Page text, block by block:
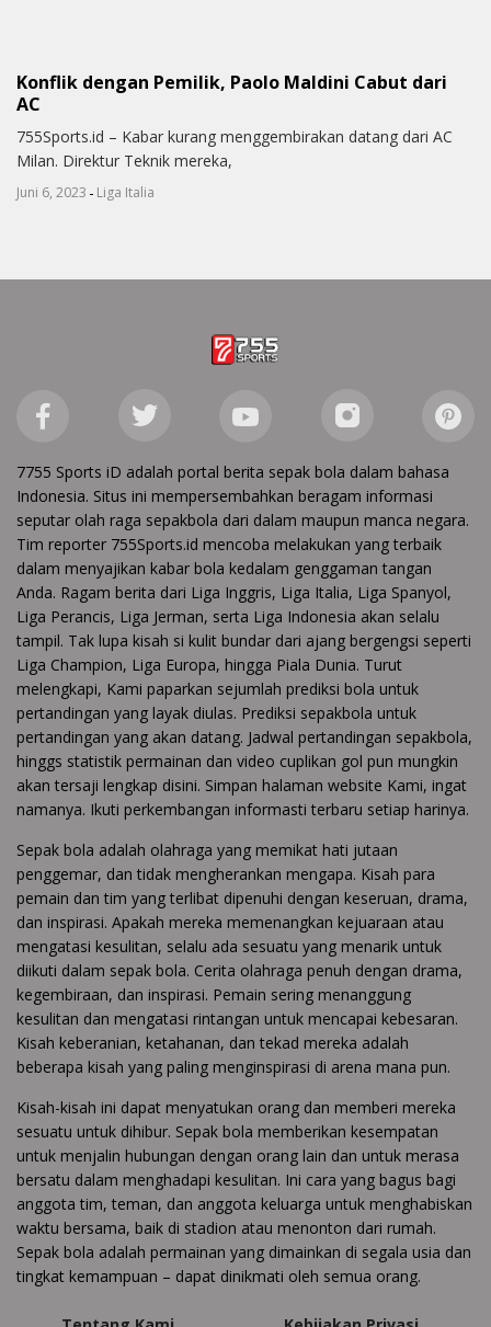
Konflik dengan Pemilik, Paolo Maldini Cabut dari
AC
755Sports.id – Kabar kurang menggembirakan datang dari AC
Milan. Direktur Teknik mereka,
Juni 6, 2023 - Liga Italia
7755 Sports iD adalah portal berita sepak bola dalam bahasa
Indonesia. Situs ini mempersembahkan beragam informasi
seputar olah raga sepakbola dari dalam maupun manca negara.
Tim reporter 755Sports.id mencoba melakukan yang terbaik
dalam menyajikan kabar bola kedalam genggaman tangan
Anda. Ragam berita dari Liga Inggris, Liga Italia, Liga Spanyol,
Liga Perancis, Liga Jerman, serta Liga Indonesia akan selalu
tampil. Tak lupa kisah si kulit bundar dari ajang bergengsi seperti
Liga Champion, Liga Europa, hingga Piala Dunia. Turut
melengkapi, Kami paparkan sejumlah prediksi bola untuk
pertandingan yang layak diulas. Prediksi sepakbola untuk
pertandingan yang akan datang. Jadwal pertandingan sepakbola,
hinggs statistik permainan dan video cuplikan gol pun mungkin
akan tersaji lengkap disini. Simpan halaman website Kami, ingat
namanya. Ikuti perkembangan informasti terbaru setiap harinya.
Sepak bola adalah olahraga yang memikat hati jutaan
penggemar, dan tidak mengherankan mengapa. Kisah para
pemain dan tim yang terlibat dipenuhi dengan keseruan, drama,
dan inspirasi. Apakah mereka memenangkan kejuaraan atau
mengatasi kesulitan, selalu ada sesuatu yang menarik untuk
diikuti dalam sepak bola. Cerita olahraga penuh dengan drama,
kegembiraan, dan inspirasi. Pemain sering menanggung
kesulitan dan mengatasi rintangan untuk mencapai kebesaran.
Kisah keberanian, ketahanan, dan tekad mereka adalah
beberapa kisah yang paling menginspirasi di arena mana pun.
Kisah-kisah ini dapat menyatukan orang dan memberi mereka
sesuatu untuk dihibur. Sepak bola memberikan kesempatan
untuk menjalin hubungan dengan orang lain dan untuk merasa
bersatu dalam menghadapi kesulitan. Ini cara yang bagus bagi
anggota tim, teman, dan anggota keluarga untuk menghabiskan
waktu bersama, baik di stadion atau menonton dari rumah.
Sepak bola adalah permainan yang dimainkan di segala usia dan
tingkat kemampuan – dapat dinikmati oleh semua orang.